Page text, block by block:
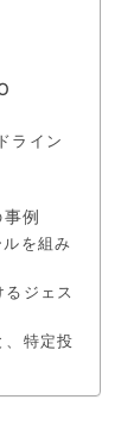
ライン
例
を組み
ジェス
、特定投